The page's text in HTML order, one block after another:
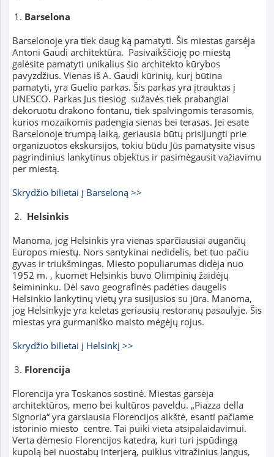
Barselona
Barselonoje yra tiek daug ką pamatyti. Šis miestas garsėja
Antoni Gaudi architektūra. Pasivaikščioję po miestą
galėsite pamatyti unikalius šio architekto kūrybos
pavyzdžius. Vienas iš A. Gaudi kūrinių, kurį būtina
pamatyti, yra Guelio parkas. Šis parkas yra įtrauktas į
UNESCO. Parkas Jus tiesiog sužavės tiek prabangiai
dekoruotu drakono fontanu, tiek spalvingomis terasomis,
kurios mozaikomis padengia sienas bei terasas. Jei esate
Barselonoje trumpą laiką, geriausia būtų prisijungti prie
organizuotos ekskursijos, tokiu būdu Jūs pamatysite visus
pagrindinius lankytinus objektus ir pasimėgausit važiavimu
per miestą.
Skrydžio bilietai į Barseloną >>
Helsinkis
Manoma, jog Helsinkis yra vienas sparčiausiai augančių
Europos miestų. Nors santykinai nedidelis, bet tuo pačiu
gyvas ir triukšmingas. Miesto populiarumas didėja nuo
1952 m. , kuomet Helsinkis buvo Olimpinių žaidėjų
šeimininku. Dėl savo geografinės padėties daugelis
Helsinkio lankytinų vietų yra susijusios su jūra. Manoma,
jog Helsinkyje yra keletas geriausių restoranų pasaulyje. Šis
miestas yra gurmaniško maisto mėgėjų rojus.
Skrydžio bilietai į Helsinkį >>
Florencija
Florencija yra Toskanos sostinė. Miestas garsėja
architektūros, meno bei kultūros paveldu. „Piazza della
Signoria“ yra garsiausia Florencijos aikštė, esanti pačiame
istorinio miesto centre. Tai puiki vieta atsipalaidavimui.
Verta dėmesio Florencijos katedra, kuri turi įspūdingą
kupolą bei nuostabų interjerą, puikius vitražinius langus,